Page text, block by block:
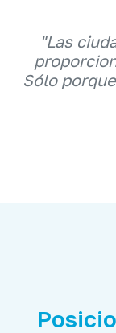
"Las
Sólo